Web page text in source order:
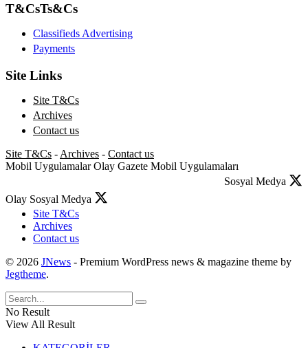
T&CsTs&Cs
Classifieds Advertising
Payments
Site Links
Site T&Cs
Archives
Contact us
Site T&Cs - Archives - Contact us
Mobil Uygulamalar Olay Gazete Mobil Uygulamaları
Sosyal Medya
Olay Sosyal Medya
Site T&Cs
Archives
Contact us
© 2026 JNews - Premium WordPress news & magazine theme by
Jegtheme.
No Result
View All Result